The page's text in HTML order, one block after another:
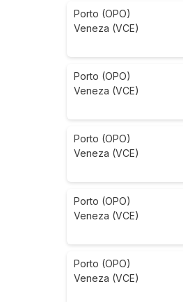
Porto (OPO)
Veneza (VCE)
Porto (OPO)
Veneza (VCE)
Porto (OPO)
Veneza (VCE)
Porto (OPO)
Veneza (VCE)
Porto (OPO)
Veneza (VCE)